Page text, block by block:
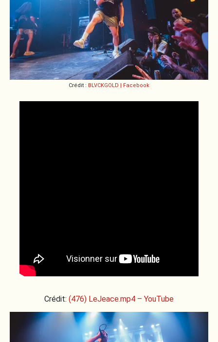
Crédit : BLVCKGOLD | Facebook
Crédit: (476) LeJeace.mp4 – YouTube